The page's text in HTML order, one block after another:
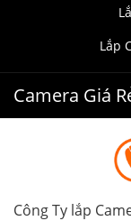
Lắp
Camera Giá
Công Ty lắp